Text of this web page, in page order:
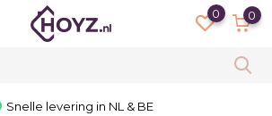
0 0
Snelle levering in NL & BE